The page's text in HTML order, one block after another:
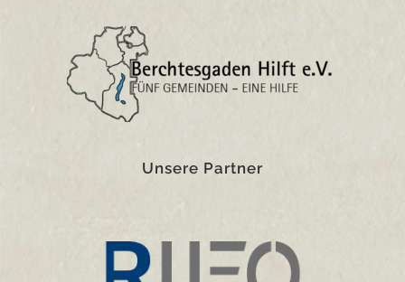
Unsere Partner